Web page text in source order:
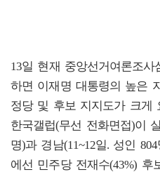
13일 현재 중앙선거여론조
하면 이재명 대통령의 높은
정당 및 후보 지지도가 크게
한국갤럽(무선 전화면접)이
명)과 경남(11~12일. 성인
에선 민주당 전재수(43%) 후